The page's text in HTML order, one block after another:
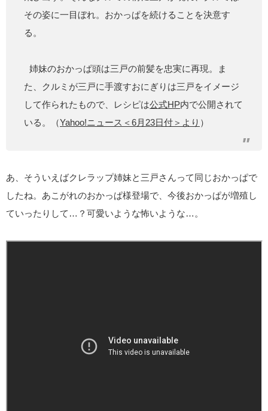
その姿に一目ぼれ。おかっぱを続けることを決意す
る。
姉妹のおかっぱ頭は三戸の前髪を忠実に再現。ま
た、クルミが三戸に手渡すおにぎりは三戸をイメージ
して作られたもので、レシピは公式HP内で公開されて
いる。（Yahoo!ニュース＜6月23日付＞より ）
あ、そういえばクレラップ姉妹と三戸さんって同じおかっぱで
したね。あこがれのおかっぱ様登場で、今後おかっぱが増殖し
ていったりして…？可愛いような怖いような…。